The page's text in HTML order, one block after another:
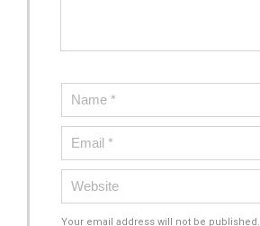
Your email address will not be published.